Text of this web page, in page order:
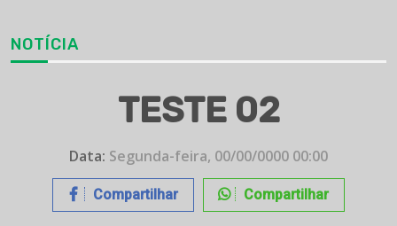
NOTÍCIA
TESTE 02
Data: Segunda-feira, 00/00/0000 00:00
Compartilhar Compartilhar